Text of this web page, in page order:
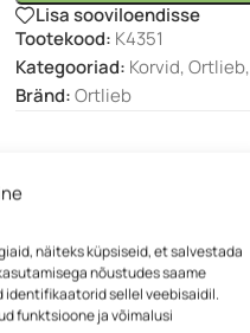
näiteks küpsiseid, et salvestada
nõustudes saame
identifikaatorid sellel veebisaidil.
funktsioone ja võimalusi
Lisa sooviloendisse
Tootekood: K4351
Kategooriad: Korvid, Ortlieb,
Bränd:Ortlieb